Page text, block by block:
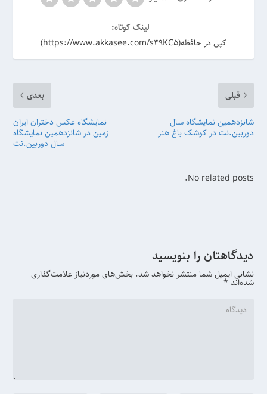
لینک کوتاه:
کپی در حافظه(https://www.akkasee.com/s49KC5)
قبلی
شانزدهمین نمایشگاه سال
دوربین.نت در کوشک باغ هنر
بعدی
نمایشگاه عکس دختران ایران
زمین در شانزدهمین نمایشگاه
سال دوربین.نت
No related posts.
دیدگاهتان را بنویسید
نشانی ایمیل شما منتشر نخواهد شد. بخش‌های موردنیاز علامت‌گذاری
شده‌اند*